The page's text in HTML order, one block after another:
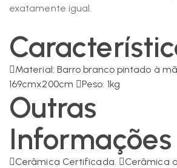
exatamente igual.
Material: Barro branco pintado à
169cmx200cm
Peso: 1kg
Outras
Informações
Cerâmica Certificada.
Cerâmica